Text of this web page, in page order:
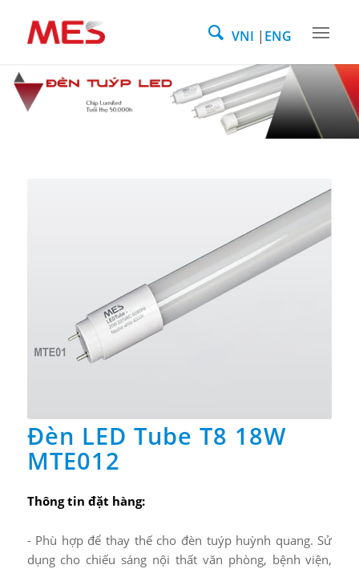
VNI ENG
Đèn LED Tube T8 18W
MTE012
Thông tin đặt hàng:
- Phù hợp để thay thế cho đèn tuýp huỳnh quang. Sử
dụng cho chiếu sáng nội thất văn phòng, bệnh viện,